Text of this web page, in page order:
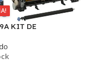
KIT DE
4515 225.000 CPS